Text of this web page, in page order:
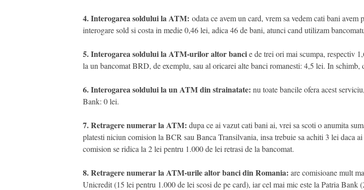
4. Interogarea soldului la ATM: odata ce avem un card, vrem sa vedem cati bani
interogare sold si costa in medie 0,46 lei, adica 46 de bani, atunci cand utilizam
5. Interogarea soldului la ATM-urilor altor bancie de trei ori mai scumpa, respectiv
la un bancomat BRD, de exemplu, sau al oricarei alte banci romanesti: 4,5 lei. In
6. Interogarea soldului la un ATM din strainatate: nu toate bancile ofera acest
Bank: 0 lei.
7. Retragere numerar la ATM: dupa ce ai vazut cati bani ai, vrei sa scoti o anumita
platesti niciun comision la BCR sau Banca Transilvania, insa trebuie sa achiti 3 lei daca
comision se ridica la 2 lei pentru 1.000 de lei retrasi de la bancomat.
8. Retragere numerar la ATM-urile altor banci din Romania: are comisioane mult
Unicredit (15 lei pentru 1.000 de lei scosi de pe card), iar cel mai mic este la Patria Bank